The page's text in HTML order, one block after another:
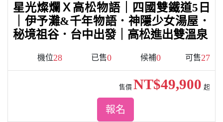
星光燦爛Ｘ高松物語｜四國雙鐵道5日
｜伊予灘&千年物語．神隱少女湯屋．
秘境祖谷．台中出發｜高松進出雙溫泉
機位28 已售0 候補0 可售27
售價 NT$49,900 起
報名